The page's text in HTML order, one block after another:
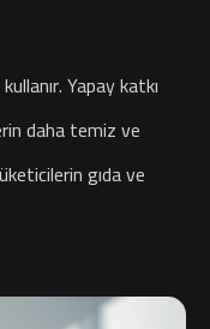
Yapay katkı
daha temiz ve
gıda ve